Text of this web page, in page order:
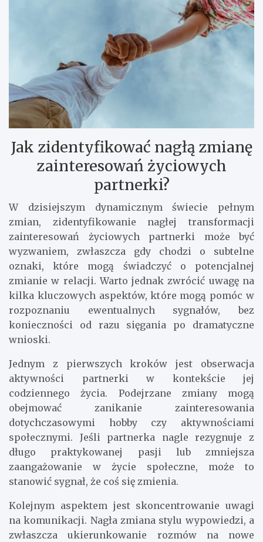
Jak zidentyfikować nagłą zmianę
zainteresowań życiowych
partnerki?
W dzisiejszym dynamicznym świecie pełnym
zmian, zidentyfikowanie nagłej transformacji
zainteresowań życiowych partnerki może być
wyzwaniem, zwłaszcza gdy chodzi o subtelne
oznaki, które mogą świadczyć o potencjalnej
zmianie w relacji. Warto jednak zwrócić uwagę na
kilka kluczowych aspektów, które mogą pomóc w
rozpoznaniu ewentualnych sygnałów, bez
konieczności od razu sięgania po dramatyczne
wnioski.
Jednym z pierwszych kroków jest obserwacja
aktywności partnerki w kontekście jej
codziennego życia. Podejrzane zmiany mogą
obejmować zanikanie zainteresowania
dotychczasowymi hobby czy aktywnościami
społecznymi. Jeśli partnerka nagle rezygnuje z
długo praktykowanej pasji lub zmniejsza
zaangażowanie w życie społeczne, może to
stanowić sygnał, że coś się zmienia.
Kolejnym aspektem jest skoncentrowanie uwagi
na komunikacji. Nagła zmiana stylu wypowiedzi, a
zwłaszcza ukierunkowanie rozmów na nowe